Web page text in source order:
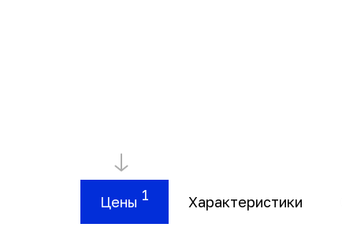
Цены 1 Характеристики